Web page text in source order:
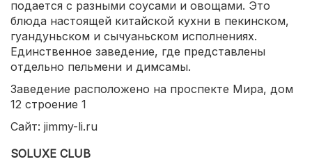
подается с разными соусами и овощами. Это
блюда настоящей китайской кухни в пекинском,
гуандуньском и сычуаньском исполнениях.
Единственное заведение, где представлены
отдельно пельмени и димсамы.
Заведение расположено на проспекте Мира, дом
12 строение 1
Сайт: jimmy-li.ru
SOLUXE CLUB